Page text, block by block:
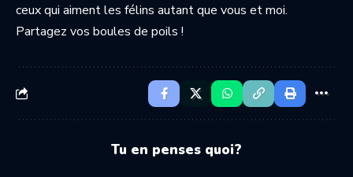
ceux qui aiment les félins autant que vous et moi.
Partagez vos boules de poils !
Tu en penses quoi?